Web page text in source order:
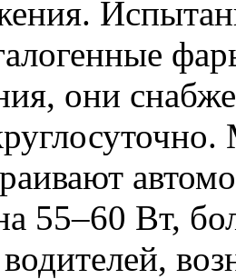
они
55–60 Вт,